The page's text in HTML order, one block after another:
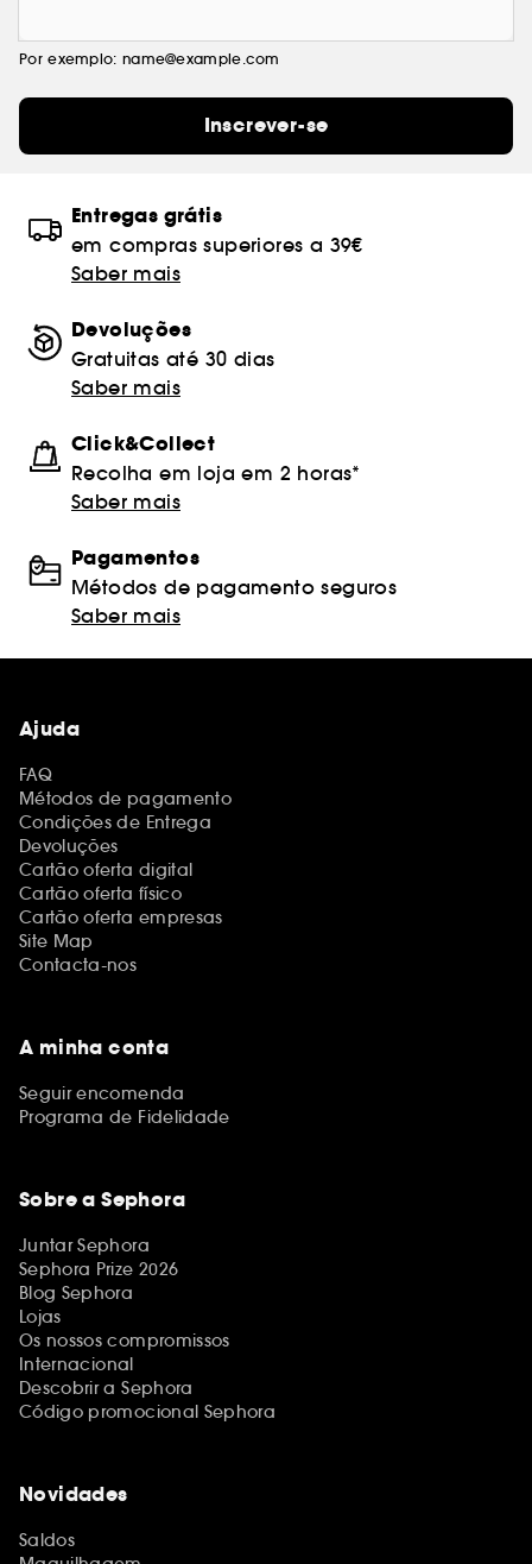
Por exemplo: name@example.com
Inscrever-se
Entregas grátis
em compras superiores a 39€
Saber mais
Devoluções
Gratuitas até 30 dias
Saber mais
Click&Collect
Recolha em loja em 2 horas*
Saber mais
Pagamentos
Métodos de pagamento seguros
Saber mais
Ajuda
FAQ
Métodos de pagamento
Condições de Entrega
Devoluções
Cartão oferta digital
Cartão oferta físico
Cartão oferta empresas
Site Map
Contacta-nos
A minha conta
Seguir encomenda
Programa de Fidelidade
Sobre a Sephora
Juntar Sephora
Sephora Prize 2026
Blog Sephora
Lojas
Os nossos compromissos
Internacional
Descobrir a Sephora
Código promocional Sephora
Novidades
Saldos